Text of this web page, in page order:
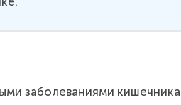
заболеваниями